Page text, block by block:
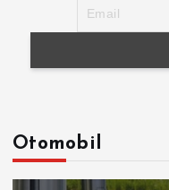
Otomobil